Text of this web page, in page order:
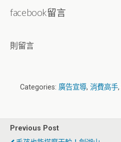
facebook留言
則留言
Categories: 廣告宣導, 消費高手,
Previous Post